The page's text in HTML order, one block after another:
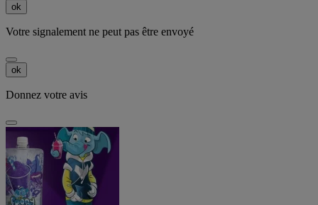
ok
Votre signalement ne peut pas être envoyé
ok
Donnez votre avis